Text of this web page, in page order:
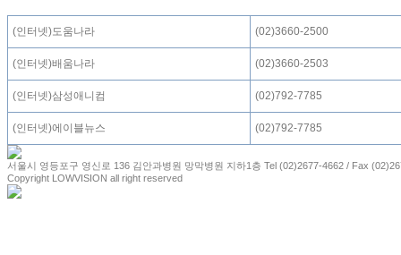
(인터넷)도움나라 (02)3660-2500
(인터넷)배움나라 (02)3660-2503
(인터넷)삼성애니컴 (02)792-7785
(인터넷)에이블뉴스 (02)792-7785
서울시 영등포구 영신로 136 김안과병원 망막병원 지하1층 Tel (02)2677-4662 / Fax
Copyright LOWVISION all right reserved